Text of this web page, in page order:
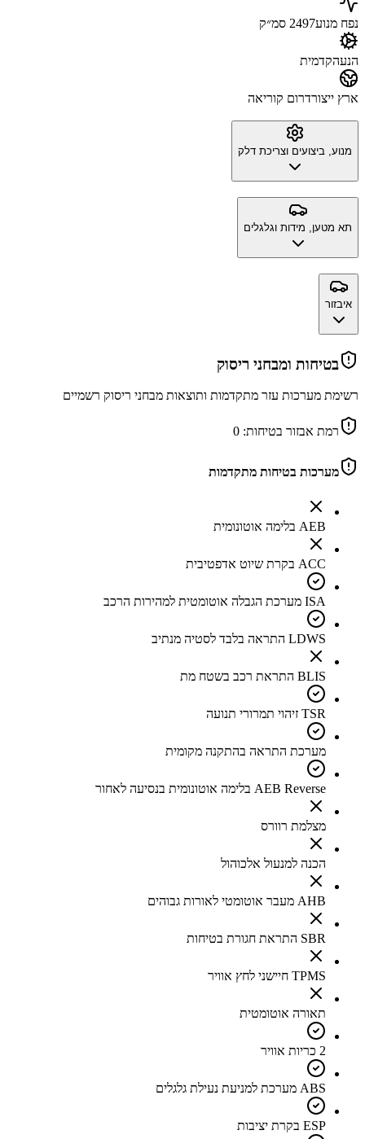
נפח מנוע2497 סמ״ק
הנעהקדמית
ארץ ייצורדרום קוריאה
מנוע, ביצועים וצריכת דלק
תא מטען, מידות וגלגלים
איבזור
בטיחות ומבחני ריסוק
רשימת מערכות עזר מתקדמות ותוצאות מבחני ריסוק רשמיים
רמת אבזור בטיחות: 0
מערכות בטיחות מתקדמות
AEB בלימה אוטונומית
ACC בקרת שיוט אדפטיבית
ISA מערכת הגבלה אוטומטית למהירות הרכב
LDWS התראה בלבד לסטיה מנתיב
BLIS התראת רכב בשטח מת
TSR זיהוי תמרורי תנועה
מערכת התראה בהתקנה מקומית
AEB Reverse בלימה אוטונומית בנסיעה לאחור
מצלמת רוורס
הכנה למנעול אלכוהול
AHB מעבר אוטומטי לאורות גבוהים
SBR התראת חגורת בטיחות
TPMS חיישני לחץ אוויר
תאורה אוטומטית
2 כריות אוויר
ABS מערכת למניעת נעילת גלגלים
ESP בקרת יציבות